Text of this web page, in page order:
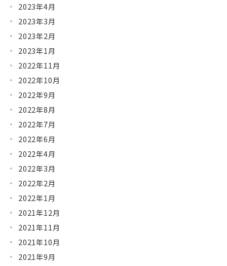
2023年4月
2023年3月
2023年2月
2023年1月
2022年11月
2022年10月
2022年9月
2022年8月
2022年7月
2022年6月
2022年4月
2022年3月
2022年2月
2022年1月
2021年12月
2021年11月
2021年10月
2021年9月